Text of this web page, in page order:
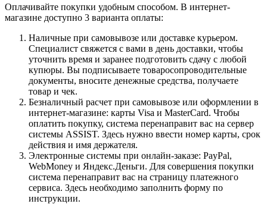
Оплачивайте покупки удобным способом. В интернет-
магазине доступно 3 варианта оплаты:
Наличные при самовывозе или доставке курьером.
Специалист свяжется с вами в день доставки, чтобы
уточнить время и заранее подготовить сдачу с любой
купюры. Вы подписываете товаросопроводительные
документы, вносите денежные средства, получаете
товар и чек.
Безналичный расчет при самовывозе или оформлении в
интернет-магазине: карты Visa и MasterCard. Чтобы
оплатить покупку, система перенаправит вас на сервер
системы ASSIST. Здесь нужно ввести номер карты, срок
действия и имя держателя.
Электронные системы при онлайн-заказе: PayPal,
WebMoney и Яндекс.Деньги. Для совершения покупки
система перенаправит вас на страницу платежного
сервиса. Здесь необходимо заполнить форму по
инструкции.